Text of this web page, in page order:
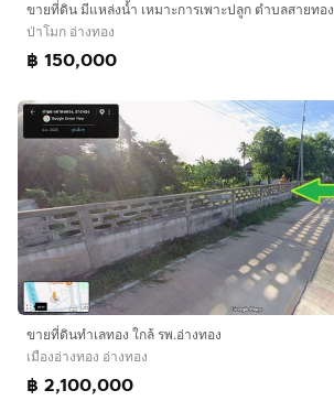
ขายที่ดิน มีแหล่งน้ำ เหมาะการเพาะปลูก ตำบลสายทอง
ป่าโมก อ่างทอง
฿ 150,000
ขายที่ดินทำเลทอง ใกล้ รพ.อ่างทอง
เมืองอ่างทอง อ่างทอง
฿ 2,100,000